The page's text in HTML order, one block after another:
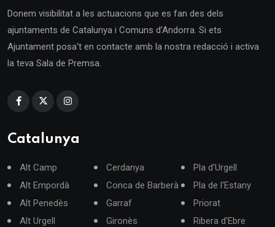
Donem visibilitat a les actuacions que es fan des dels
ajuntaments de Catalunya i Comuns d'Andorra. Si ets
Ajuntament posa't en contacte amb la nostra redacció i activa
la teva Sala de Premsa.
Catalunya
Alt Camp
Alt Empordà
Alt Penedès
Alt Urgell
Cerdanya
Conca de Barberà
Garraf
Gironès
Pla d'Urgell
Pla de l'Estany
Priorat
Ribera d'Ebre